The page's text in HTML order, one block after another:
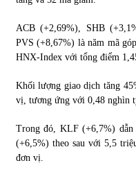
ACB (+2,69%), SHB
PVS (+8,67%) là năm mã
HNX-Index với tổng điểm
Khối lượng giao dịch tăng
vị, tương ứng với 0,48 nghìn
Trong đó, KLF (+6,7%)
(+6,5%) theo sau với 5,5
đơn vị.